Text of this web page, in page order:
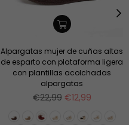
Alpargatas mujer de cuñas altas
de esparto con plataforma ligera
con plantillas acolchadas
alpargatas
Precio
€22,99 €12,99